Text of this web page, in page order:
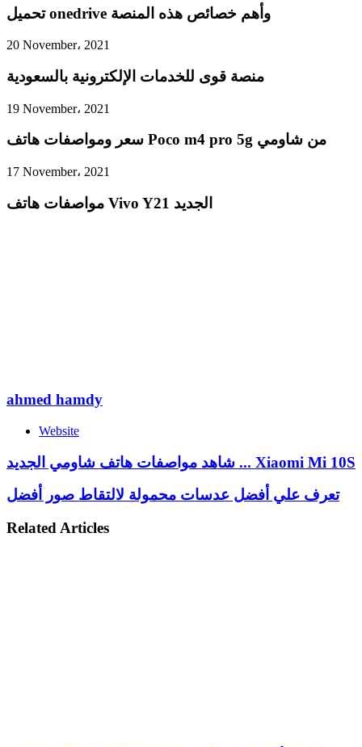
تحميل onedrive وأهم خصائص هذه المنصة
20 November، 2021
منصة قوى للخدمات الإلكترونية بالسعودية
19 November، 2021
سعر ومواصفات هاتف Poco m4 pro 5g من شاومي
17 November، 2021
مواصفات هاتف Vivo Y21 الجديد
ahmed hamdy
Website
شاهد مواصفات هاتف شاومي الجديد ... Xiaomi Mi 10S
تعرف علي أفضل عدسات محمولة لالتقاط صور أفضل
Related Articles